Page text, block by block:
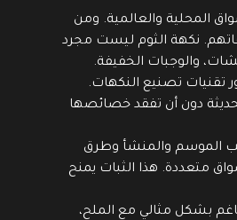
المحلية والعالمية. ومن
نكهة الثوم ليست مجرد
والوجبات الخفيفة.
تقنيات تصنيع النكهات.
دون أن تفقد خصائصها
الموسم والمنشأ وطرق
متعددة. هذا الثبات يمنح
بشكل مثالي مع الملح،